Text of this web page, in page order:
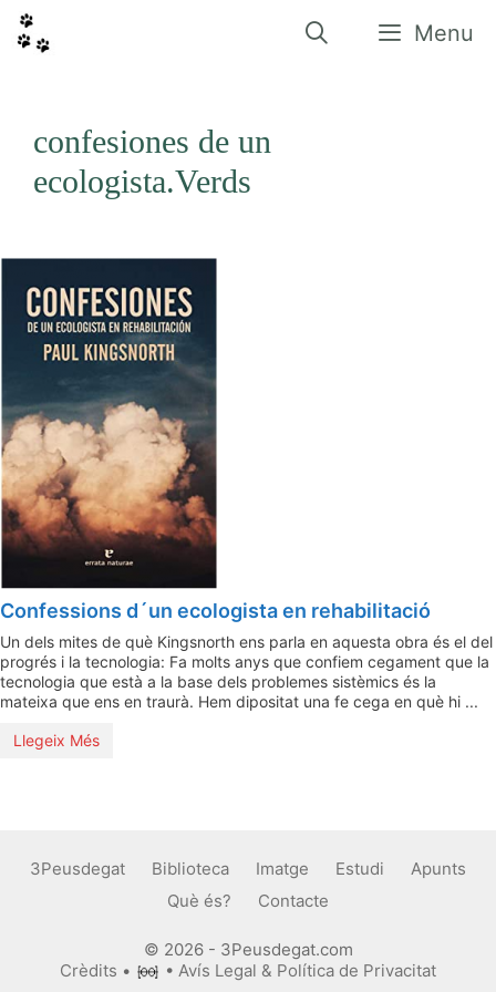
contingut
Menu
confesiones de un
ecologista.Verds
Confessions d´un ecologista en rehabilitació
Un dels mites de què Kingsnorth ens parla en aquesta obra és el del
progrés i la tecnologia: Fa molts anys que confiem cegament que la
tecnologia que està a la base dels problemes sistèmics és la
mateixa que ens en traurà. Hem dipositat una fe cega en què hi ...
Llegeix Més
3Peusdegat Biblioteca Imatge Estudi
Apunts
Què és?
Contacte
© 2026 - 3Peusdegat.com
Crèdits • •Avís Legal & Política de Privacitat